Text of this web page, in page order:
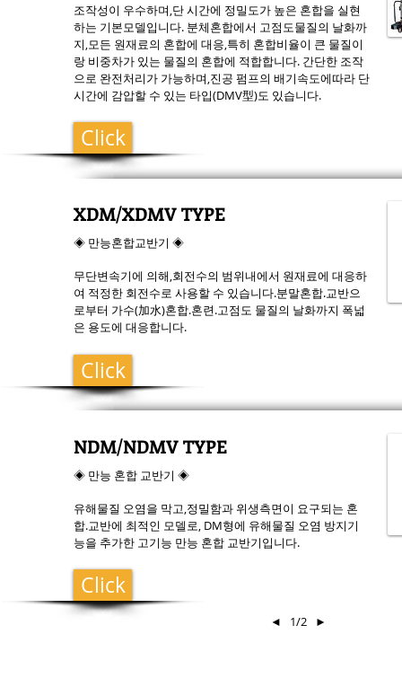
조작성이 우수하며,단 시간에 정밀도가 높은 혼합을 실현
하는 기본모델입니다. 분체혼합에서 고점도물질의 날화까
지,모든 원재료의 혼합에 대응,특히 혼합비율이 큰 물질이
랑 비중차가 있는 물질의 혼합에 적합합니다. 간단한 조작
으로 완전처리가 가능하며,진공 펌프의 배기속도에따라 단
시간에 감압할 수 있는 타입(DMV型)도 있습니다.
Click
XDM/XDMV TYPE
◈ 만능혼합교반기 ◈
무단변속기에 의해,회전수의 범위내에서 원재료에 대응하
여 적정한 회전수로 사용할 수 있습니다.분말혼합.교반으
로부터 가수(加水)혼합.혼련.고점도 물질의 날화까지 폭넓
은 용도에 대응합니다.
Click
NDM/NDMV TYPE
◈ 만능 혼합 교반기 ◈
유해물질 오염을 막고,정밀함과 위생측면이 요구되는 혼
합.교반에 최적인 모델로, DM형에 유해물질 오염 방지기
능을 추가한 고기능 만능 혼합 교반기입니다.
Click
◄ 1/2 ►